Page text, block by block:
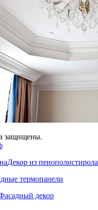
защищены.
Декор из пенополистирола
термопанели
декор